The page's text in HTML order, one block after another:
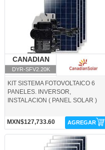
CANADIAN
SOLAR
DYR-SFV2.20K
CANADIAN SOLAR
KIT SISTEMA FOTOVOLTAICO 6
PANELES. INVERSOR,
INSTALACION ( PANEL SOLAR )
MXN$127,733.60 AGREGAR
DYR-SISFV-1.58K2F-CANADIAN
SOLAR